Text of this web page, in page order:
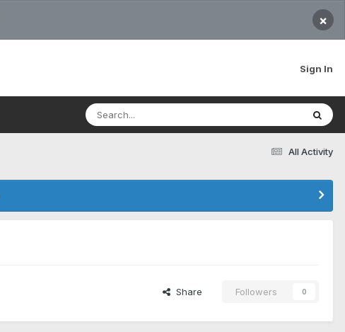
×
Sign In
All Activity
Share Followers 0